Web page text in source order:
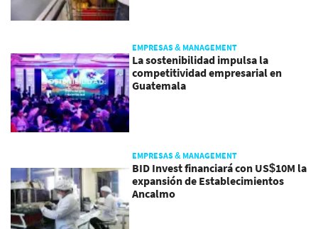
EMPRESAS & MANAGEMENT
La sostenibilidad impulsa la
competitividad empresarial en
Guatemala
EMPRESAS & MANAGEMENT
BID Invest financiará con US$10M la
expansión de Establecimientos
Ancalmo